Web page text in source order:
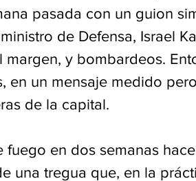
pasada con un guion
de Defensa, Israel
y bombardeos.
en un mensaje medido
de la capital.
en dos semanas
una tregua que, en la